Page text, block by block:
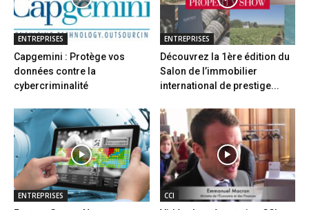
ENTREPRISES
Capgemini : Protège vos
données contre la
cybercriminalité
ENTREPRISES
Découvrez la 1ère édition du
Salon de l’immobilier
international de prestige...
ENTREPRISES CCI